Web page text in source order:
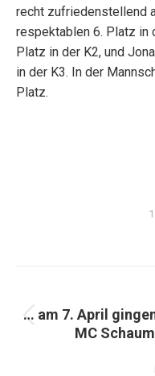
recht zufriedenstellend
respektablen 6. Platz in
Platz in der K2, und
in der K3. In der
Platz.
… am 7. April
MC